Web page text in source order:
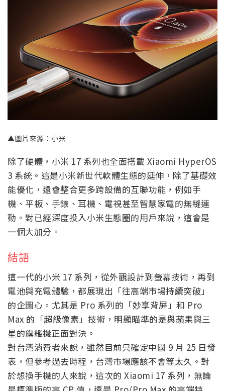
▲圖片來源：小米
除了硬體，小米 17 系列也全面搭載 Xiaomi HyperOS
3 系統。這是小米新世代軟體生態的延伸，除了基礎效
能優化，還會整合更多跨設備的互聯功能，例如手
機、平板、手錶、耳機、電視甚至智慧家電的無縫連
動。對已經深度投入小米生態圈的用戶來說，這會是
一個大加分。
結語
這一代的小米 17 系列，從外觀設計到螢幕技術，再到
電池與充電體驗，都展現出「往高端市場持續突破」
的企圖心。尤其是 Pro 系列的「妙享背屏」和 Pro
Max 的「超級像素」技術，明顯瞄準的是與蘋果與三
星的旗艦機正面對決。
對台灣消費者來說，雖然目前只確定中國 9 月 25 日發
表，但參考過去時程，台灣市場應該不會等太久。對
於想換手機的人來說，這次的 Xiaomi 17 系列，無論